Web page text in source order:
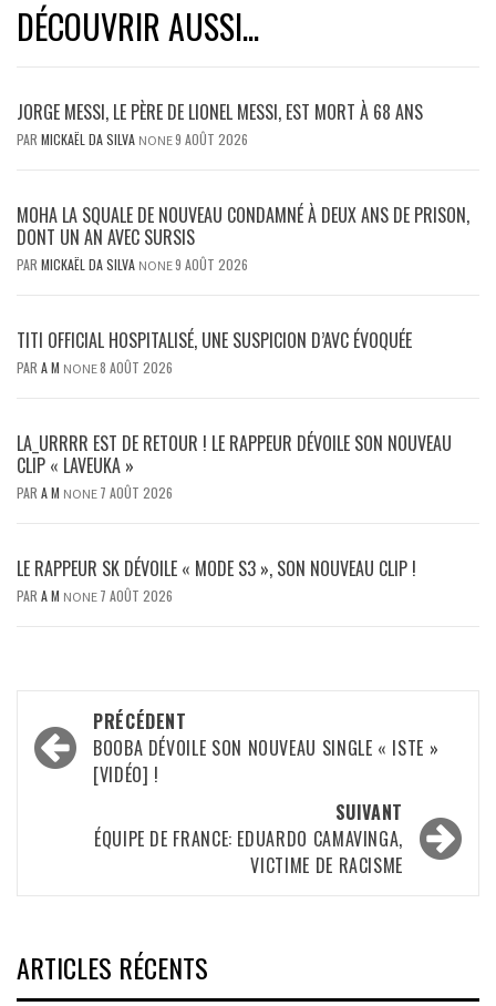
DÉCOUVRIR AUSSI...
JORGE MESSI, LE PÈRE DE LIONEL MESSI, EST MORT À 68 ANS
PAR MICKAËL DA SILVA NONE9 AOÛT 2026
MOHA LA SQUALE DE NOUVEAU CONDAMNÉ À DEUX ANS DE PRISON,
DONT UN AN AVEC SURSIS
PAR MICKAËL DA SILVA NONE9 AOÛT 2026
TITI OFFICIAL HOSPITALISÉ, UNE SUSPICION D’AVC ÉVOQUÉE
PAR A M NONE8 AOÛT 2026
LA_URRRR EST DE RETOUR ! LE RAPPEUR DÉVOILE SON NOUVEAU
CLIP « LAVEUKA »
PAR A M NONE 7 AOÛT 2026
LE RAPPEUR SK DÉVOILE « MODE S3 », SON NOUVEAU CLIP !
PAR A M NONE 7 AOÛT 2026
Navigation
d’article
PRÉCÉDENT
BOOBA DÉVOILE SON NOUVEAU SINGLE « ISTE »
[VIDÉO] !
SUIVANT
ÉQUIPE DE FRANCE: EDUARDO CAMAVINGA,
VICTIME DE RACISME
ARTICLES RÉCENTS